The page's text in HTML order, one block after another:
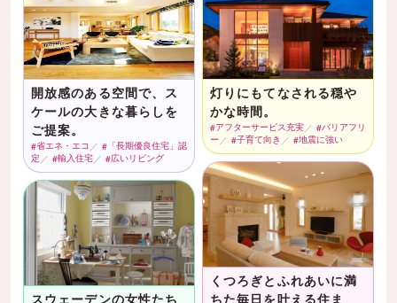
開放感のある空間で、ス
ケールの大きな暮らしを
ご提案。
省エネ・エコ
「長期優良住宅」認
定
輸入住宅 広いリビング
灯りにもてなされる穏や
かな時間。
アフターサービス充実
バリアフリ
ー
子育て向き 地震に強い
スウェーデンの女性たち
くつろぎとふれあいに満
ちた毎日を叶える住ま